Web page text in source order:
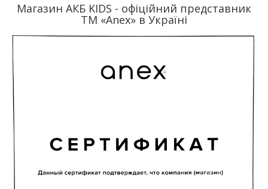
Магазин АКБ KIDS - офіційний представник
ТМ «Anex» в Україні